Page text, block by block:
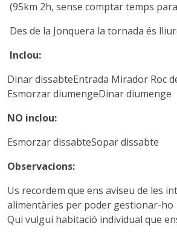
(95km 2h, sense comptar temps
Des de la Jonquera la tornada és
Inclou:
Dinar dissabteEntrada Mirador Roc
Esmorzar diumengeDinar diumenge
NO inclou:
Esmorzar dissabteSopar dissabte
Observacions:
Us recordem que ens aviseu de les
alimentàries per poder gestionar-ho
Qui vulgui habitació individual que